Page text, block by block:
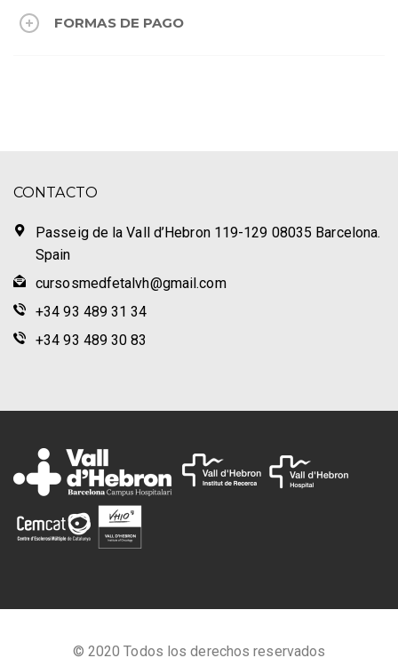
FORMAS DE PAGO
CONTACTO
Passeig de la Vall d’Hebron 119-129 08035 Barcelona.
Spain
cursosmedfetalvh@gmail.com
+34 93 489 31 34
+34 93 489 30 83
© 2020 Todos los derechos reservados